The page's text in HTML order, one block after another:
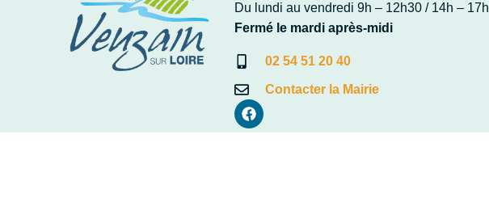
Du lundi au vendredi 9h – 12h30 / 14h – 17h
Fermé le mardi après-midi
02 54 51 20 40
Contacter la Mairie